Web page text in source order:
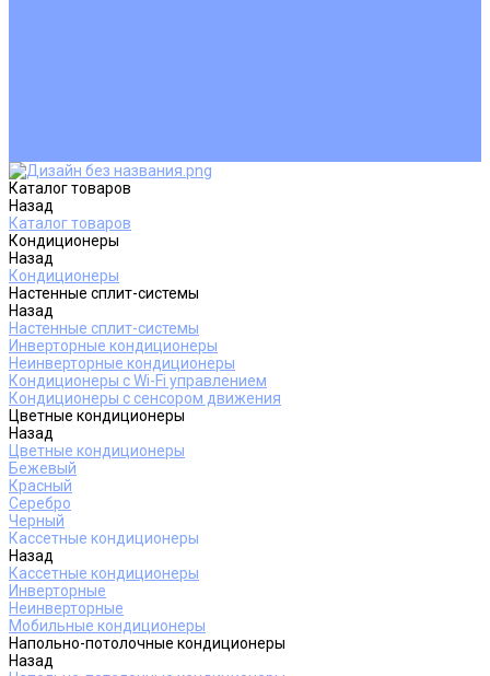
Каталог товаров
Назад
Каталог товаров
Кондиционеры
Назад
Кондиционеры
Настенные сплит-системы
Назад
Настенные сплит-системы
Инверторные кондиционеры
Неинверторные кондиционеры
Кондиционеры с Wi-Fi управлением
Кондиционеры с сенсором движения
Цветные кондиционеры
Назад
Цветные кондиционеры
Бежевый
Красный
Серебро
Черный
Кассетные кондиционеры
Назад
Кассетные кондиционеры
Инверторные
Неинверторные
Мобильные кондиционеры
Напольно-потолочные кондиционеры
Назад